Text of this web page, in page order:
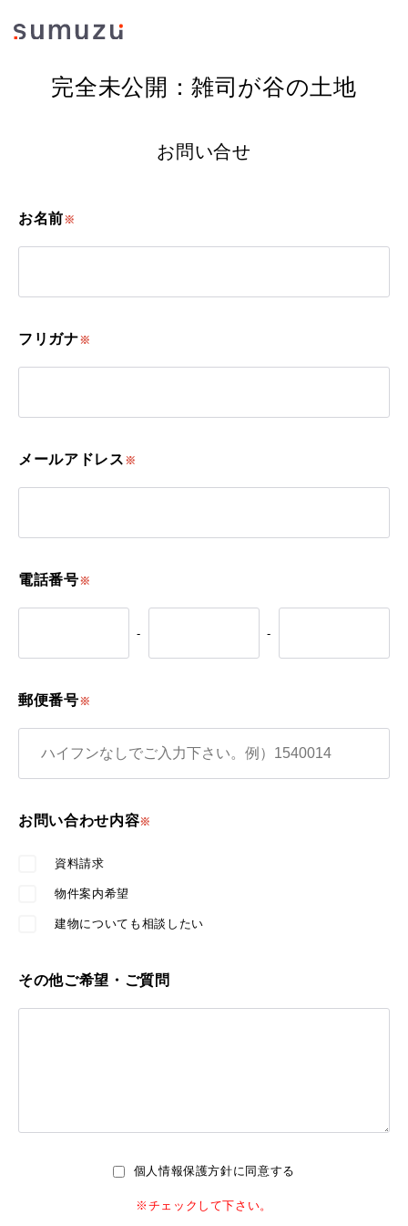
完全未公開：雑司が谷の土地
お問い合せ
お名前※
フリガナ※
メールアドレス ※
電話番号※
- -
郵便番号※
お問い合わせ内容※
資料請求
物件案内希望
建物についても相談したい
その他ご希望・ご質問
個人情報保護方針に同意する
※チェックして下さい。